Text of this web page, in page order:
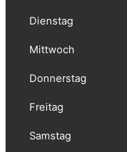
Dienstag
Mittwoch
Donnerstag
Freitag
Samstag